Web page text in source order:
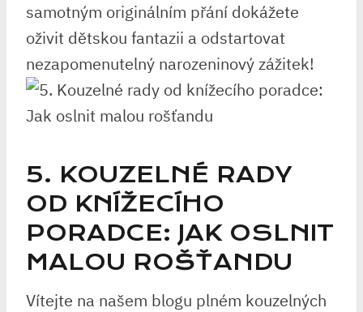
samotným originálním přání dokážete
oživit dětskou fantazii a odstartovat
nezapomenutelný ​narozeninový zážitek!
5. ⁢KOUZELNÉ RADY
OD KNÍŽECÍHO⁤
PORADCE: JAK OSLNIT
⁤MALOU ROŠŤANDU
Vítejte na našem‌ blogu plném ‌kouzelných